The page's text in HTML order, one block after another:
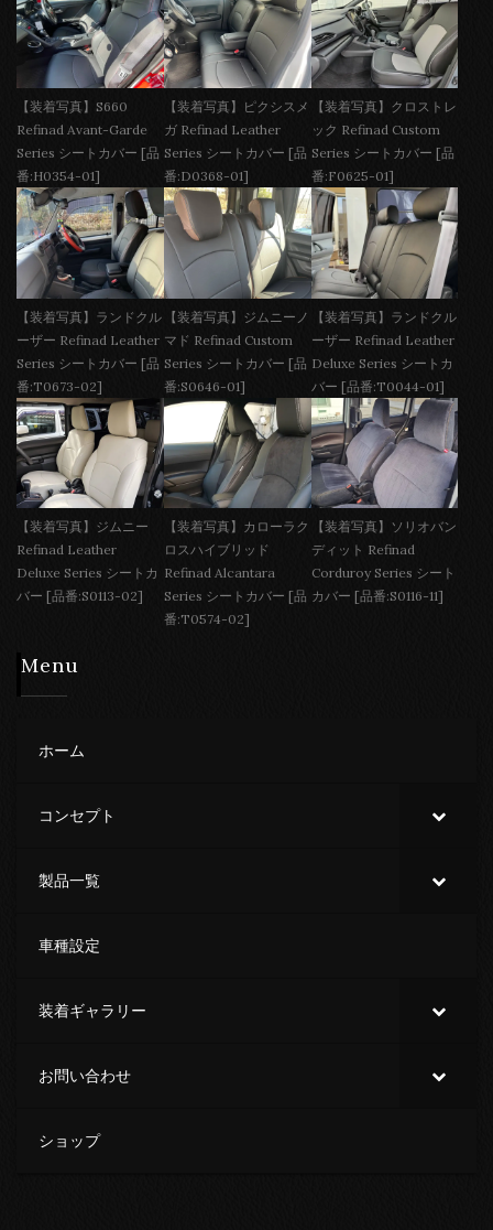
【装着写真】S660
Refinad Avant-Garde
Series シートカバー [品
番:H0354-01]
【装着写真】ピクシスメ
ガ Refinad Leather
Series シートカバー [品
番:D0368-01]
【装着写真】クロストレ
ック Refinad Custom
Series シートカバー [品
番:F0625-01]
【装着写真】ランドクル
ーザー Refinad Leather
Series シートカバー [品
番:T0673-02]
【装着写真】ジムニーノ
マド Refinad Custom
Series シートカバー [品
番:S0646-01]
【装着写真】ランドクル
ーザー Refinad Leather
Deluxe Series シートカ
バー [品番:T0044-01]
【装着写真】ジムニー
Refinad Leather
Deluxe Series シートカ
バー [品番:S0113-02]
【装着写真】カローラク
ロスハイブリッド
Refinad Alcantara
Series シートカバー [品
番:T0574-02]
【装着写真】ソリオバン
ディット Refinad
Corduroy Series シート
カバー [品番:S0116-11]
Menu
ホーム
コンセプト
製品一覧
車種設定
装着ギャラリー
お問い合わせ
ショップ